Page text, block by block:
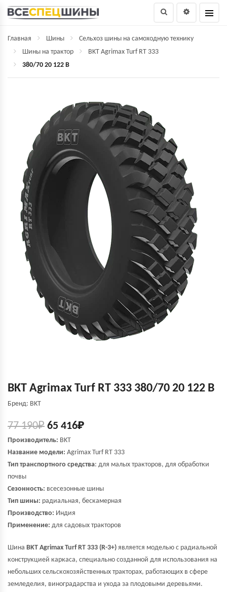
Главная Шины
Сельхоз шины на самоходную технику
Шины на трактор
BKT Agrimax Turf RT 333
380/70 20 122 B
BKT Agrimax Turf RT 333 380/70 20 122 B
Бренд: BKT
77 190₽ 65 416₽
Производитель: BKT
Название модели: Agrimax Turf RT 333
Тип транспортного средства: для малых тракторов, для обработки
почвы
Сезонность: всесезонные шины
Тип шины: радиальная, бескамерная
Производство: Индия
Применение: для садовых тракторов
Шина BKT Agrimax Turf RT 333 (R-3+) является моделью с радиальной
конструкцией каркаса, специально созданной для использования на
небольших сельскохозяйственных тракторах, работающих в сфере
земледелия, виноградарства и ухода за плодовыми деревьями.